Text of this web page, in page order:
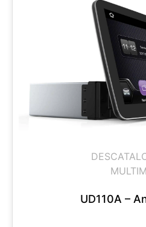
UD110A –